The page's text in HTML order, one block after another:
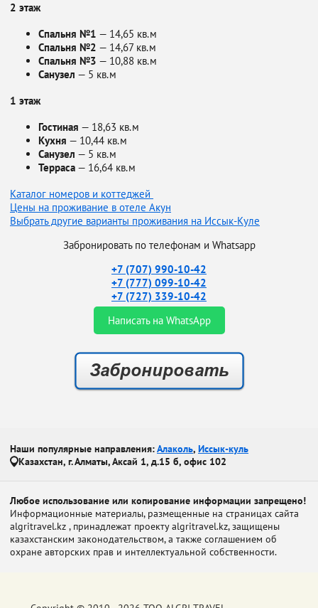
2 этаж
Спальня №1 — 14,65 кв.м
Спальня №2 — 14,67 кв.м
Спальня №3 — 10,88 кв.м
Санузел — 5 кв.м
1 этаж
Гостиная — 18,63 кв.м
Кухня — 10,44 кв.м
Санузел — 5 кв.м
Терраса — 16,64 кв.м
Каталог номеров и коттеджей
Цены на проживание в отеле Акун
Выбрать другие варианты проживания на Иссык-Куле
Забронировать по телефонам и Whatsapp
+7 (707) 990-10-42
+7 (777) 099-10-42
+7 (727) 339-10-42
Написать на WhatsApp
Наши популярные направления:Алаколь, Иссык-куль
Казахстан, г. Алматы, Аксай 1, д.15 б, офис 102
Любое использование или копирование информации запрещено!
Информационные материалы, размещенные на страницах сайта
algritravel.kz , принадлежат проекту algritravel.kz, защищены
казахстанским законодательством, а также соглашением об
охране авторских прав и интеллектуальной собственности.